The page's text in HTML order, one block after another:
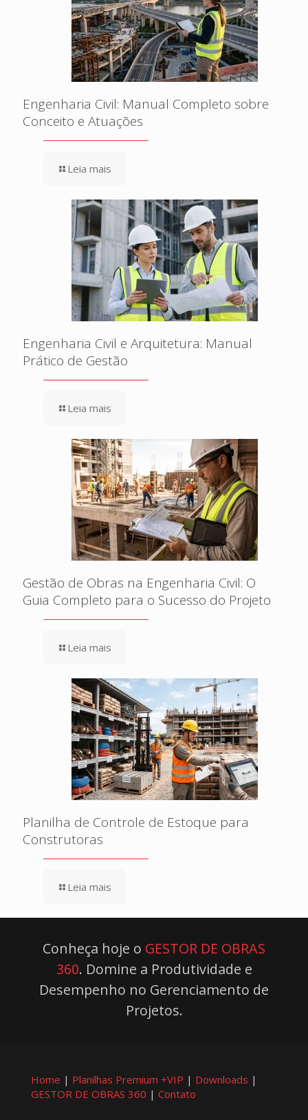
Engenharia Civil: Manual Completo sobre
Conceito e Atuações
Leia mais
Engenharia Civil e Arquitetura: Manual
Prático de Gestão
Leia mais
Gestão de Obras na Engenharia Civil: O
Guia Completo para o Sucesso do Projeto
Leia mais
Planilha de Controle de Estoque para
Construtoras
Leia mais
Conheça hoje o GESTOR DE OBRAS
360. Domine a Produtividade e
Desempenho no Gerenciamento de
Projetos.
Home | Planilhas Premium +VIP | Downloads |
GESTOR DE OBRAS 360 | Contato